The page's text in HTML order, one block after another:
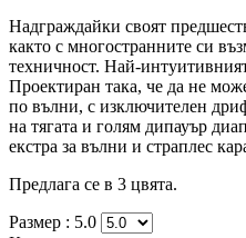
Надграждайки своят
както с многостранните си
техничност. Най-
Проектиран така, че да не
по вълни, с изключителен
на тягата и голям дипауър
екстра за вълни и страплес
Предлага се в 3 цвята.
Размер : 5.0